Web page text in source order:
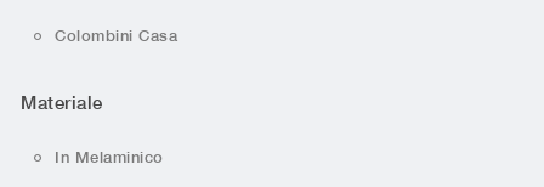
Colombini Casa
Materiale
In Melaminico